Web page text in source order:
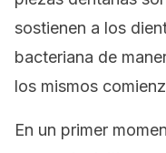
sostienen a los
bacteriana de
los mismos
En un primer